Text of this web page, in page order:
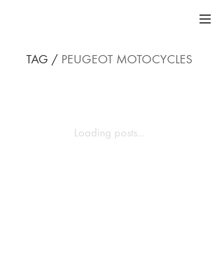
TAG / PEUGEOT MOTOCYCLES
Loading posts...